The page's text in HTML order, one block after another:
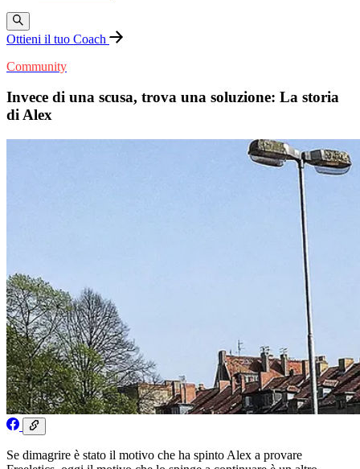
Ottieni il tuo Coach
Community
Invece di una scusa, trova una soluzione: La storia
di Alex
Se dimagrire è stato il motivo che ha spinto Alex a provare